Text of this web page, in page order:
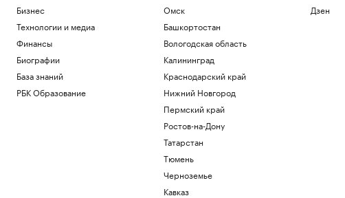
Бизнес
Технологии и медиа
Финансы
Биографии
База знаний
РБК Образование
Омск
Башкортостан
Вологодская область
Калининград
Краснодарский край
Нижний Новгород
Пермский край
Ростов-на-Дону
Татарстан
Тюмень
Черноземье
Кавказ
Дзен